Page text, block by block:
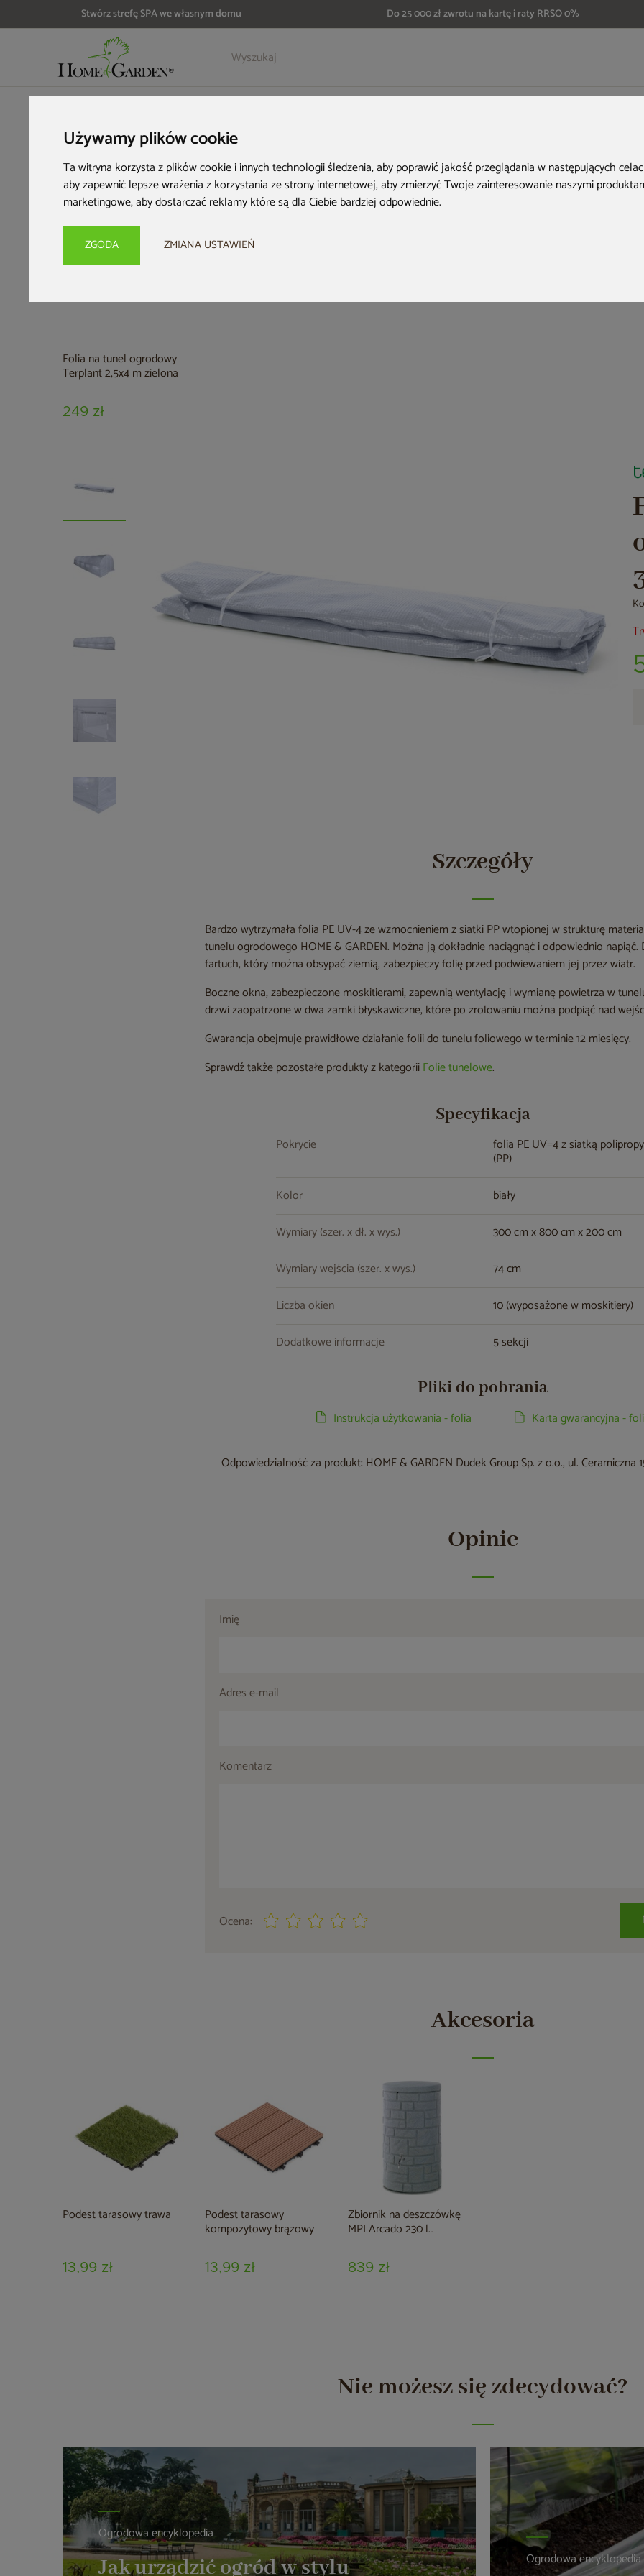
Używamy plików cookie
Ta witryna korzysta z plików cookie i innych technologii śledzenia, aby poprawić jakość przeglądania w następujących
aby zapewnić lepsze wrażenia z korzystania ze strony internetowej,aby zmierzyć Twoje zainteresowanie naszymi
marketingowe,aby dostarczać reklamy które są dla Ciebie bardziej odpowiednie.
ZGODA ZMIANA USTAWIEŃ
Stwórz strefę SPA we własnym domu Do 25 000 zł zwrotu na kartę i raty RRSO 0%
Szczegóły Opinie Akcesoria
Folia na tunel ogrodowy
Terplant 2,5x4 m zielona
249 zł
Szczegóły
Bardzo wytrzymała folia PE UV-4 ze wzmocnieniem z siatki PP wtopionej w strukturę
tunelu ogrodowego HOME & GARDEN. Można ją dokładnie naciągnąć i odpowiednio
fartuch, który można obsypać ziemią, zabezpieczy folię przed podwiewaniem jej przez wiatr.
Boczne okna, zabezpieczone moskitierami, zapewnią wentylację i wymianę powietrza w
drzwi zaopatrzone w dwa zamki błyskawiczne, które po zrolowaniu można podpiąć nad
Gwarancja obejmuje prawidłowe działanie folii do tunelu foliowego w terminie 12 miesięcy.
Sprawdź także pozostałe produkty z kategoriiFolie tunelowe.
Specyfikacja
Pokrycie folia PE UV=4 z siatką
(PP)
Kolor
biały
Wymiary (szer. x dł. x wys.)
300 cm x 800 cm x 200 cm
Wymiary wejścia (szer. x wys.)
74 cm
Liczba okien
10 (wyposażone w moskitiery)
Dodatkowe informacje
5 sekcji
Pliki do pobrania
Instrukcja użytkowania - folia Karta gwarancyjna -
Odpowiedzialność za produkt: HOME & GARDEN Dudek Group Sp. z o.o., ul. Ceramiczna
Opinie
Imię
Adres e-mail
Komentarz
Ocena:
Akcesoria
Podest tarasowy trawa
13,99 zł
Podest tarasowy
kompozytowy brązowy
13,99 zł
Zbiornik na deszczówkę
MPI Arcado 230 l
839 zł
Nie możesz się zdecydować?
Ogrodowa encyklopedia
Jak urządzić ogród w stylu Ogrodowa encyklopedia